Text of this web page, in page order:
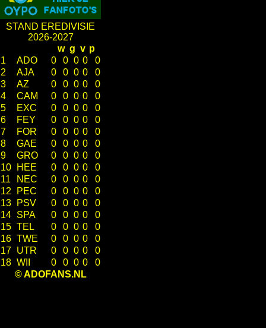
STAND EREDIVISIE
2026-2027
w g v p
1
ADO 0 0 0 0
0
2
AJA 0 0 0 0
0
3
AZ 0 0 0 0
0
4
CAM 0 0 0 0
0
5
EXC 0 0 0 0
0
6
FEY 0 0 0 0
0
7
FOR 0 0 0 0
0
8
GAE 0 0 0 0
0
9
GRO 0 0 0 0
0
10
HEE 0 0 0 0
0
11
NEC 0 0 0 0
0
12
PEC 0 0 0 0
0
13
PSV 0 0 0 0
0
14 SPA 0 0 0 0
0
15 TEL 0 0 0 0
0
16 TWE 0 0 0 0
0
17 UTR 0 0 0 0
0
18 WII 0 0 0 0
0
© ADOFANS.NL